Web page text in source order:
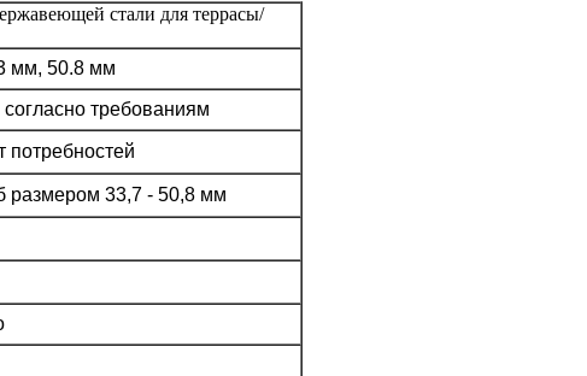
стали для террасы/
мм, 50.8 мм
требованиям
потребностей
размером 33,7 - 50,8 мм